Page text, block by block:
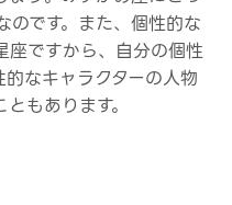
のです。また、個性的な
座ですから、自分の個性
なキャラクターの人物
もあります。